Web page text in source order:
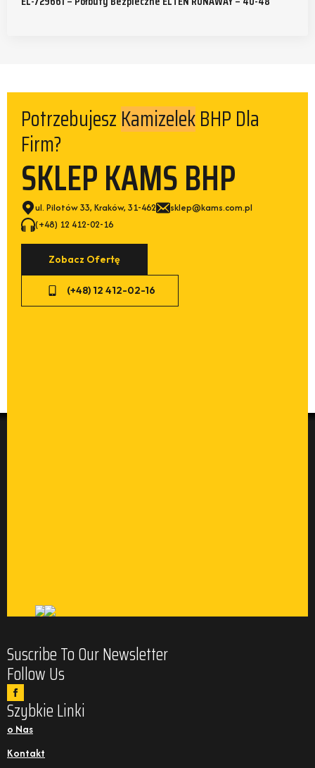
Potrzebujesz KamizelekBHP Dla
Firm?
SKLEP KAMS BHP
ul. Pilotów 33, Kraków, 31-462
sklep@kams.com.pl
(+48) 12 412-02-16
Zobacz Ofertę
(+48) 12 412-02-16
Suscribe To Our Newsletter
Follow Us
Szybkie Linki
o Nas
Kontakt